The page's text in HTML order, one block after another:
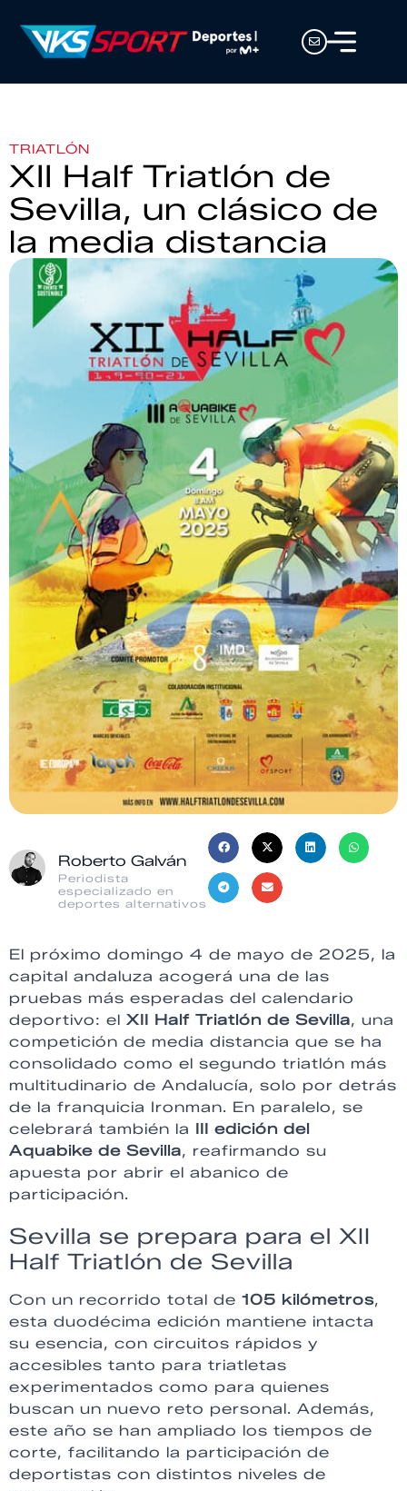
TRIATLÓN
XII Half Triatlón de
Sevilla, un clásico de
la media distancia
Roberto Galván
Periodista
especializado en
deportes alternativos
El próximo domingo 4 de mayo de 2025, la
capital andaluza acogerá una de las
pruebas más esperadas del calendario
deportivo: el XII Half Triatlón de Sevilla, una
competición de media distancia que se ha
consolidado como el segundo triatlón más
multitudinario de Andalucía, solo por detrás
de la franquicia Ironman. En paralelo, se
celebrará también la III edición del
Aquabike de Sevilla, reafirmando su
apuesta por abrir el abanico de
participación.
Sevilla se prepara para el XII
Half Triatlón de Sevilla
Con un recorrido total de 105 kilómetros,
esta duodécima edición mantiene intacta
su esencia, con circuitos rápidos y
accesibles tanto para triatletas
experimentados como para quienes
buscan un nuevo reto personal. Además,
este año se han ampliado los tiempos de
corte, facilitando la participación de
deportistas con distintos niveles de